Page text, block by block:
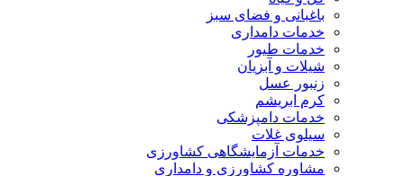
باغبانی و فضای سبز
خدمات دامداری
خدمات طیور
شیلات و آبزیان
زنبور عسل
کرم ابریشم
خدمات دامپزشکی
سیلوی غلات
خدمات آزمایشگاهی کشاورزی
مشاوره کشاورزی و دامداری